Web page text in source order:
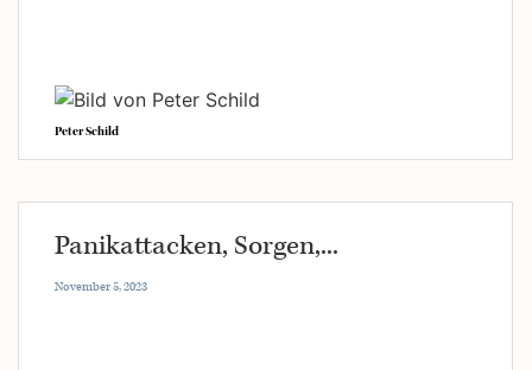
Peter Schild
Panikattacken, Sorgen,...
November 5, 2023